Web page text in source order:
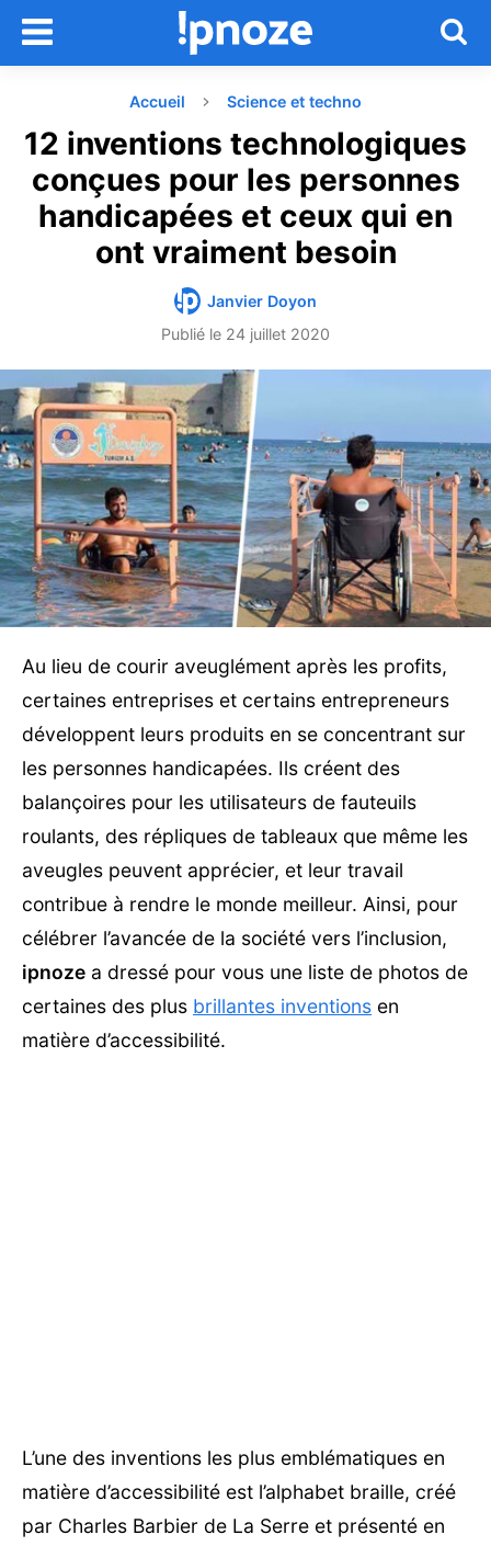
Accueil Science et techno
12 inventions technologiques
conçues pour les personnes
handicapées et ceux qui en
ont vraiment besoin
Janvier Doyon
Publié le 24 juillet 2020
Au lieu de courir aveuglément après les profits,
certaines entreprises et certains entrepreneurs
développent leurs produits en se concentrant sur
les personnes handicapées. Ils créent des
balançoires pour les utilisateurs de fauteuils
roulants, des répliques de tableaux que même les
aveugles peuvent apprécier, et leur travail
contribue à rendre le monde meilleur. Ainsi, pour
célébrer l’avancée de la société vers l’inclusion,
ipnoze a dressé pour vous une liste de photos de
certaines des plus brillantes inventions en
matière d’accessibilité.
L’une des inventions les plus emblématiques en
matière d’accessibilité est l’alphabet braille, créé
par Charles Barbier de La Serre et présenté en